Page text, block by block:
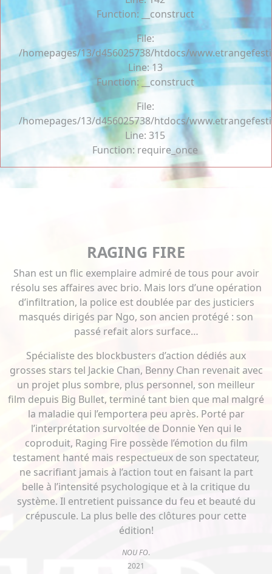
Function: __construct
File:
/homepages/13/d456025738/htdocs/
Line: 13
Function: __construct
File:
/homepages/13/d456025738/htdocs/
Line: 315
Function: require_once
RAGING FIRE
Shan est un flic exemplaire admiré de tous pour avoir
résolu ses affaires avec brio. Mais lors d’une opération
d’infiltration, la police est doublée par des justiciers
masqués dirigés par Ngo, son ancien protégé : son
passé refait alors surface…
Spécialiste des blockbusters d’action dédiés aux
grosses stars tel Jackie Chan, Benny Chan revenait avec
un projet plus sombre, plus personnel, son meilleur
film depuis Big Bullet, terminé tant bien que mal malgré
la maladie qui l’emportera peu après. Porté par
l’interprétation survoltée de Donnie Yen qui le
coproduit, Raging Fire possède l’émotion du film
testament hanté mais respectueux de son spectateur,
ne sacrifiant jamais à l’action tout en faisant la part
belle à l’intensité psychologique et à la critique du
système. Il entretient puissance du feu et beauté du
crépuscule. La plus belle des clôtures pour cette
édition!
NOU FO.
2021